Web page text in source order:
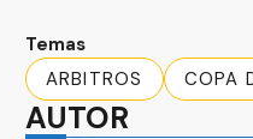
Temas
ARBITROS
COPA
AUTOR